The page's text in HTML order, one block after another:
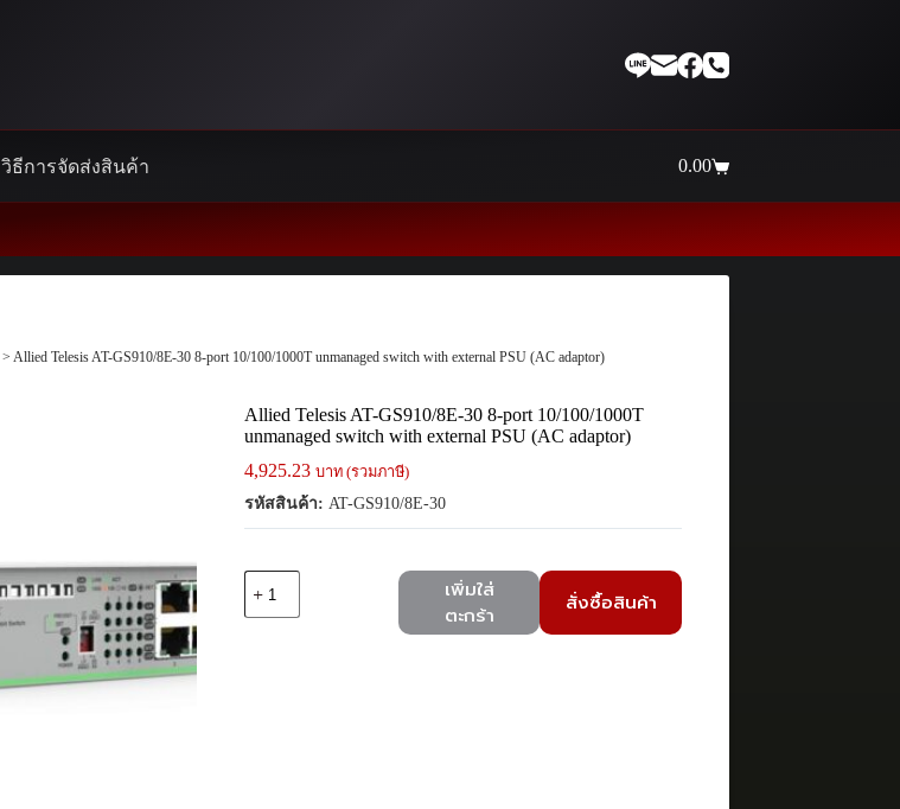
วิธีการจัดส่งสินค้า
Shopping
0.00
> Allied Telesis AT-GS910/8E-30 8-port 10/100/1000T unmanaged switch with external PSU (AC adaptor)
Allied Telesis AT-GS910/8E-30 8-port 10/100/1000T
unmanaged switch with external PSU (AC adaptor)
4,925.23 บาท (รวมภาษี)
รหัสสินค้า: AT-GS910/8E-30
เพิ่มใส่
ตะกร้า
สั่งซื้อสินค้า